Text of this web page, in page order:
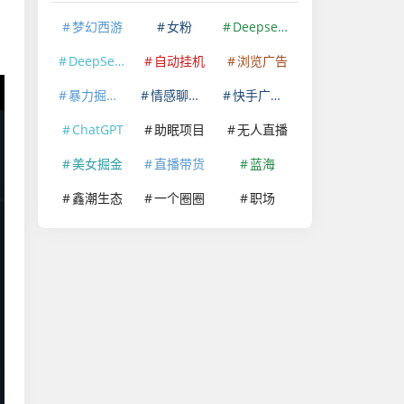
梦幻西游 女粉
Deepseek
DeepSeek
自动挂机
浏览广告
暴力掘金项目
情感聊天赛道
快手广告掘金
ChatGPT
助眠项目
无人直播
美女掘金
直播带货
蓝海
鑫潮生态
一个圈圈 职场